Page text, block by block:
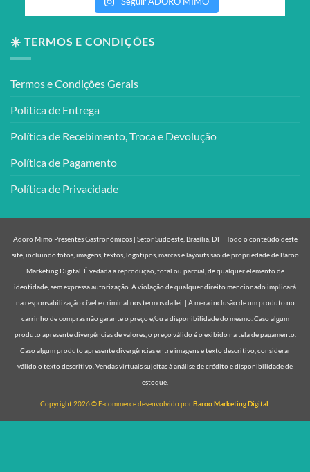
☀️ TERMOS E CONDIÇÕES
Termos e Condições Gerais
Política de Entrega
Política de Recebimento, Troca e Devolução
Política de Pagamento
Política de Privacidade
Adoro Mimo Presentes Gastronômicos | Setor Sudoeste, Brasília, DF | Todo o conteúdo deste
site, incluindo fotos, imagens, textos, logotipos, marcas e layouts são de propriedade de Baroo
Marketing Digital. É vedada a reprodução, total ou parcial, de qualquer elemento de
identidade, sem expressa autorização. A violação de qualquer direito mencionado implicará
na responsabilização cível e criminal nos termos da lei. | A mera inclusão de um produto no
carrinho de compras não garante o preço e/ou a disponibilidade do mesmo. Caso algum
produto apresente divergências de valores, o preço válido é o exibido na tela de pagamento.
Caso algum produto apresente divergências entre imagens e texto descritivo, considerar
válido o texto descritivo. Vendas virtuais sujeitas à análise de crédito e disponibilidade de
estoque.
Copyright 2026 © E-commerce desenvolvido porBaroo Marketing Digital.